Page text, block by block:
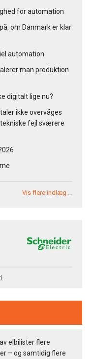
for automation
på, om Danmark er klar
automation
man produktion
digitalt lige nu?
ikke overvåges
fejl sværere
Vis flere indlæg …
elbilister flere
– og samtidig flere